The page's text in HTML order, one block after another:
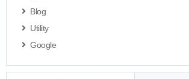
Blog
Utility
Google